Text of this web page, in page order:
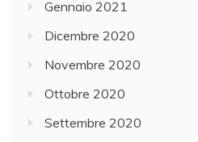
Gennaio 2021
Dicembre 2020
Novembre 2020
Ottobre 2020
Settembre 2020